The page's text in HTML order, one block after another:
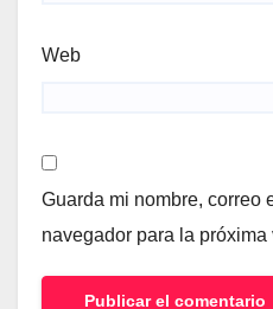
Web
Guarda mi nombre, correo
navegador para la próxima